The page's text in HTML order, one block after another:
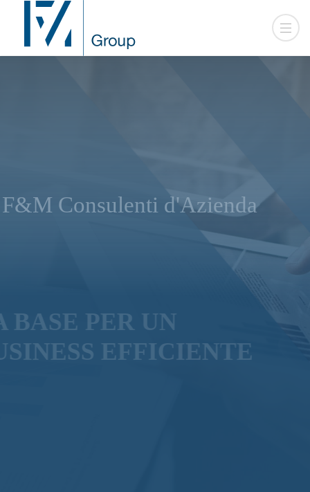
LA BASE PER UN
BUSINESS EFFICIENTE
F&M Consulenti d'Azienda